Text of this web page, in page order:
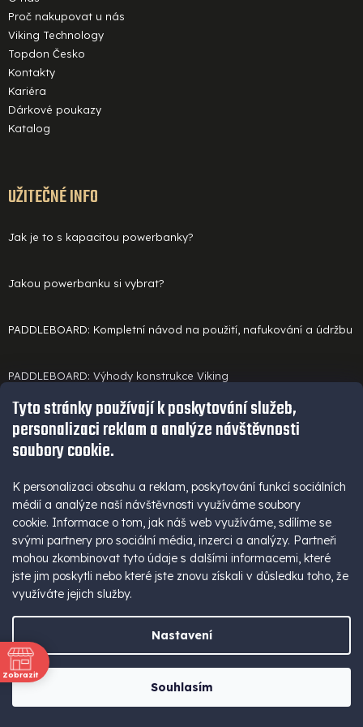
Tyto stránky používají k poskytování služeb,
personalizaci reklam a analýze návštěvnosti
soubory cookie.
K personalizaci obsahu a reklam, poskytování funkcí sociálních
médií a analýze naší návštěvnosti využíváme soubory
cookie. Informace o tom, jak náš web využíváme, sdílíme se
svými partnery pro sociální média, inzerci a analýzy. Partneři
mohou zkombinovat tyto údaje s dalšími informacemi, které
jste jim poskytli nebo které jste znovu získali v důsledku toho, že
využíváte jejich služby.
Nastavení
Souhlasím
Proč nakupovat u nás
Viking Technology
Topdon Česko
Kontakty
Kariéra
Dárkové poukazy
Katalog
UŽITEČNÉ INFO
Jak je to s kapacitou powerbanky?
Jakou powerbanku si vybrat?
PADDLEBOARD: Kompletní návod na použití, nafukování a údržbu
PADDLEBOARD: Výhody konstrukce Viking
Porovnání termokamer TOPDON
Pro velkoodběratele
Sběr elektronického zařízení / baterií
INFO O NÁKUPU
Zobrazit